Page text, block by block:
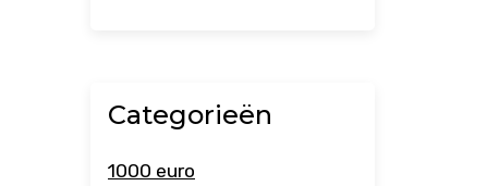
Categorieën
1000 euro